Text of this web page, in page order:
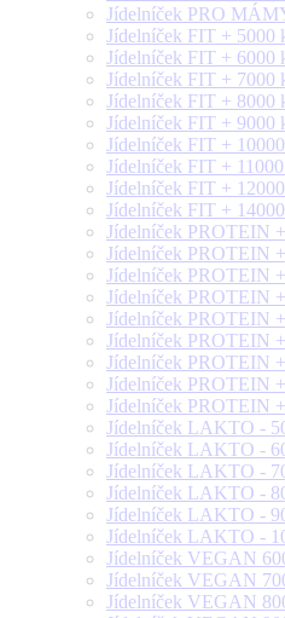
Jídelníček PRO
Jídelníček FIT + 5000
Jídelníček FIT + 6000
Jídelníček FIT + 7000
Jídelníček FIT + 8000
Jídelníček FIT + 9000
Jídelníček FIT +
Jídelníček FIT +
Jídelníček FIT +
Jídelníček FIT +
Jídelníček PROTEIN
Jídelníček PROTEIN
Jídelníček PROTEIN
Jídelníček PROTEIN
Jídelníček PROTEIN
Jídelníček PROTEIN
Jídelníček PROTEIN
Jídelníček PROTEIN
Jídelníček PROTEIN
Jídelníček LAKTO -
Jídelníček LAKTO -
Jídelníček LAKTO -
Jídelníček LAKTO -
Jídelníček LAKTO -
Jídelníček LAKTO -
Jídelníček VEGAN
Jídelníček VEGAN
Jídelníček VEGAN